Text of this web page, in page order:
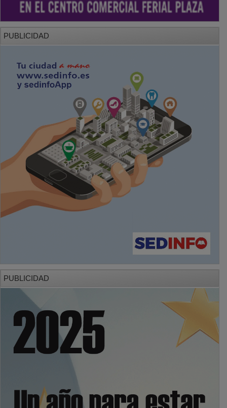
PUBLICIDAD
PUBLICIDAD